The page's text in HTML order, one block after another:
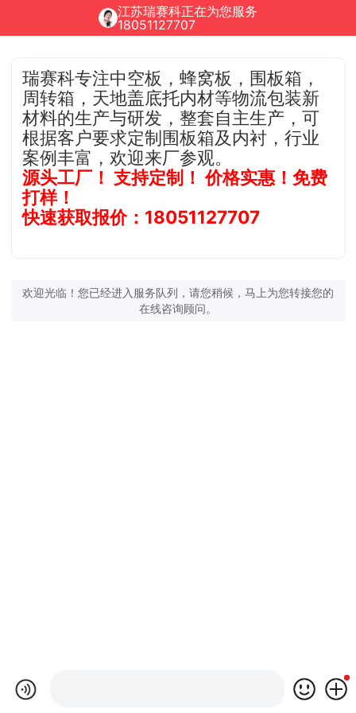
江苏瑞赛科正在为您服务
18051127707
瑞赛科专注中空板，蜂窝板，围板箱，
周转箱，天地盖底托内材等物流包装新
材料的生产与研发，整套自主生产，可
根据客户要求定制围板箱及内衬，行业
案例丰富，欢迎来厂参观。
源头工厂！ 支持定制！ 价格实惠！免费
打样！
快速获取报价：18051127707
欢迎光临！您已经进入服务队列，请您稍候，马上为您转接您的
在线咨询顾问。